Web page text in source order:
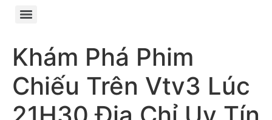
Khám Phá Phim
Chiếu Trên Vtv3 Lúc